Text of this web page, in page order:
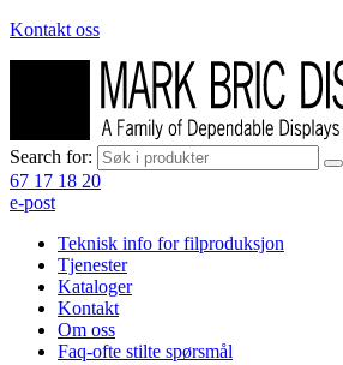
Kontakt oss
Search for:
67 17 18 20
e-post
Teknisk info for filproduksjon
Tjenester
Kataloger
Kontakt
Om oss
Faq-ofte stilte spørsmål